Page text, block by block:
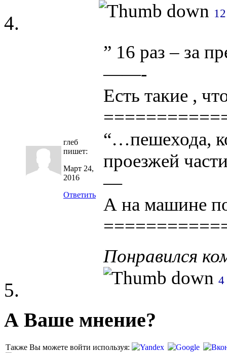
12
глеб
пишет:
Март 24,
2016
Ответить
” 16 раз – за
——-
Есть такие ,
“…пешехода,
проезжей
—
А на машине
Понравился
4
А Ваше мнение?
Также Вы можете войти используя: